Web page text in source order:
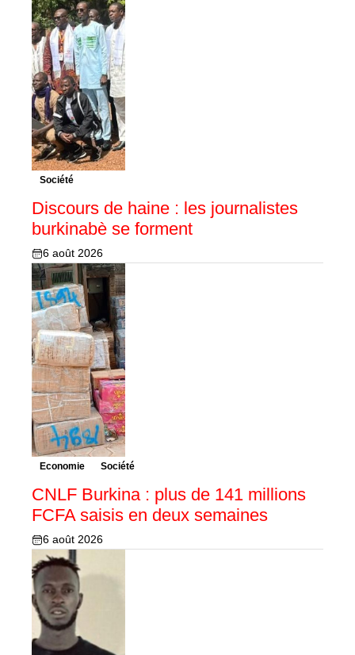
Société
Discours de haine : les journalistes
burkinabè se forment
6 août 2026
Economie Société
CNLF Burkina : plus de 141 millions
FCFA saisis en deux semaines
6 août 2026